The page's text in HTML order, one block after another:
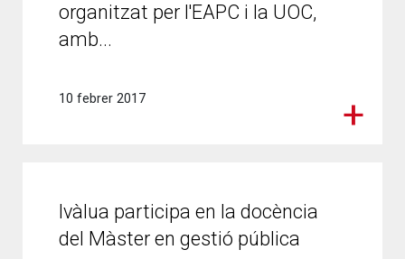
organitzat per l'EAPC i la UOC,
amb...
10 febrer 2017
Ivàlua participa en la docència
del Màster en gestió pública